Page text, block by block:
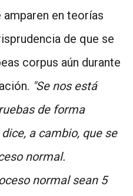
en teorías
de que se
corpus aún durante
"Se nos está
de forma
a cambio, que se
normal.
normal sean 5